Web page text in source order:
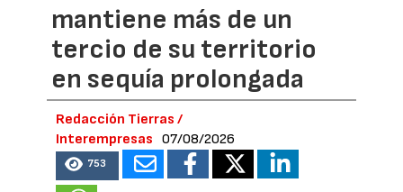
mantiene más de un
tercio de su territorio
en sequía prolongada
Redacción Tierras /
Interempresas
07/08/2026
753